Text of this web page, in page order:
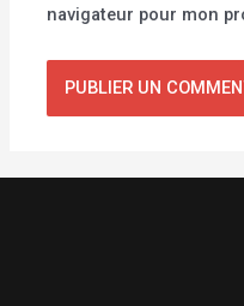
navigateur pour mon